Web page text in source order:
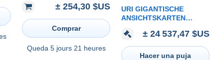
D ORIGINE ) TIRAGE 6000
EXEMPLAIRES
± 254,30 $US
Comprar
Queda 5 jours 21 heures
URI GIGANTISCHE
ANSICHTSKARTEN
7000 KARTEN AB
VORLÄUFER BIS CA.
1960
± 24 537,47 $US
Hacer una puja